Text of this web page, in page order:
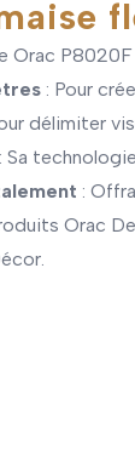
Orac
: Pour
délimiter
: Sa
:
Orac